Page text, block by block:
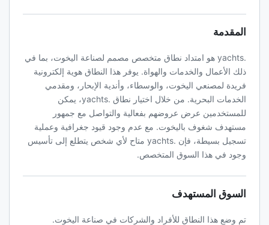
المقدمة
.yachts هو امتداد نطاق متخصص مصمم لصناعة اليخوت، بما في
ذلك الأعمال والخدمات والهواة. يوفر هذا النطاق هوية إلكترونية
فريدة لمصنعي اليخوت، والوسطاء، وأندية الإبحار، ومقدمي
الخدمات البحرية. من خلال اختيار نطاق .yachts، يمكن
للمستخدمين عرض عروضهم بفعالية والتواصل مع جمهور
مستهدف شغوف باليخوت. مع عدم وجود قيود جغرافية وعملية
تسجيل بسيطة، فإن .yachts متاح لأي شخص يتطلع إلى تأسيس
وجود في هذا السوق المتخصص.
السوق المستهدف
تم وضع هذا النطاق للأفراد والشركات في صناعة اليخوت.